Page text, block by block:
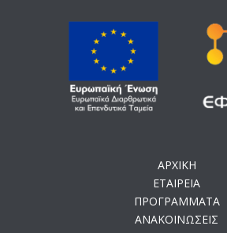
ΑΡΧΙΚΗ
ΕΤΑΙΡΕΙΑ
ΠΡΟΓΡΑΜΜΑΤΑ
ΑΝΑΚΟΙΝΩΣΕΙΣ